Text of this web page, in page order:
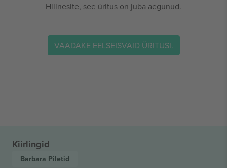
Hilinesite, see üritus on juba aegunud.
VAADAKE EELSEISVAID ÜRITUSI.
Kiirlingid
Barbara Piletid